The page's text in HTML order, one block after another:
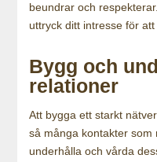
beundrar och
uttryck ditt intresse för
Bygg och
relationer
Att bygga ett starkt
så många kontakter
underhålla och vårda